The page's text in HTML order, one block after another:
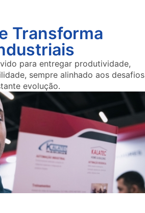
Transforma
para entregar produtividade,
sempre alinhado aos desafios
evolução.